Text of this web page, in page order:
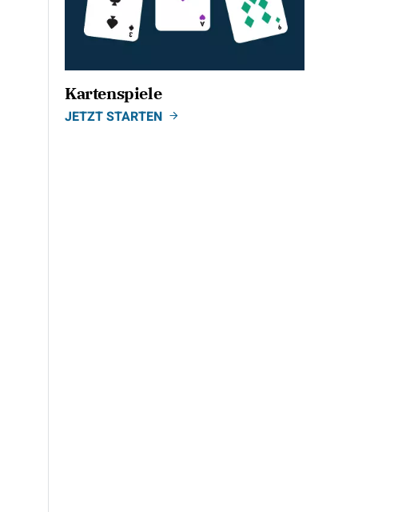
Kartenspiele
JETZT STARTEN